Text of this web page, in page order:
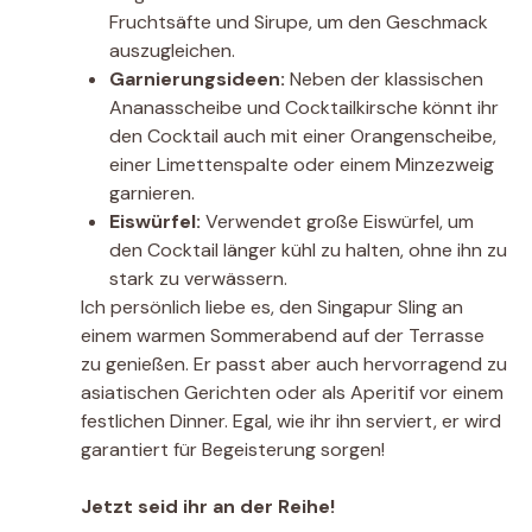
Fruchtsäfte und Sirupe, um den Geschmack
auszugleichen.
Garnierungsideen: Neben der klassischen
Ananasscheibe und Cocktailkirsche könnt ihr
den Cocktail auch mit einer Orangenscheibe,
einer Limettenspalte oder einem Minzezweig
garnieren.
Eiswürfel: Verwendet große Eiswürfel, um
den Cocktail länger kühl zu halten, ohne ihn zu
stark zu verwässern.
Ich persönlich liebe es, den Singapur Sling an
einem warmen Sommerabend auf der Terrasse
zu genießen. Er passt aber auch hervorragend zu
asiatischen Gerichten oder als Aperitif vor einem
festlichen Dinner. Egal, wie ihr ihn serviert, er wird
garantiert für Begeisterung sorgen!
Jetzt seid ihr an der Reihe!